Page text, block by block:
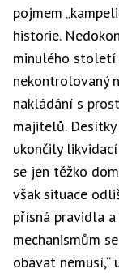
pojmem
historie.
minulého století
nekontrolovaný
nakládání s
majitelů.
ukončily
se jen těžko
však situace
přísná pravidla
mechanismům
obávat nemusí,“